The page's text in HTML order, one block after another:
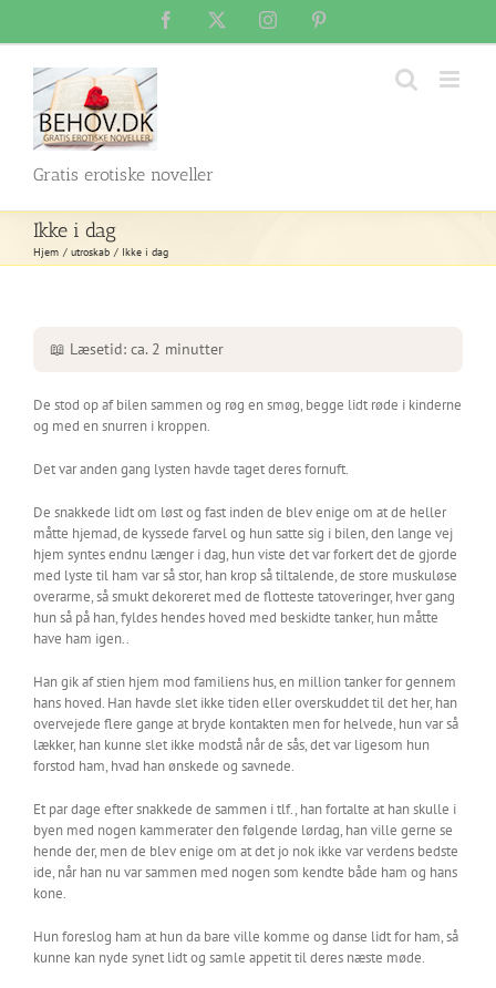
content
Facebook Instagram
Gratis erotiske noveller
Ikke i dag
Hjem utroskab Ikke i dag
📖 Læsetid: ca. 2 minutter
De stod op af bilen sammen og røg en smøg, begge lidt røde i kinderne
og med en snurren i kroppen.
Det var anden gang lysten havde taget deres fornuft.
De snakkede lidt om løst og fast inden de blev enige om at de heller
måtte hjemad, de kyssede farvel og hun satte sig i bilen, den lange vej
hjem syntes endnu længer i dag, hun viste det var forkert det de gjorde
med lyste til ham var så stor, han krop så tiltalende, de store muskuløse
overarme, så smukt dekoreret med de flotteste tatoveringer, hver gang
hun så på han, fyldes hendes hoved med beskidte tanker, hun måtte
have ham igen..
Han gik af stien hjem mod familiens hus, en million tanker for gennem
hans hoved. Han havde slet ikke tiden eller overskuddet til det her, han
overvejede flere gange at bryde kontakten men for helvede, hun var så
lækker, han kunne slet ikke modstå når de sås, det var ligesom hun
forstod ham, hvad han ønskede og savnede.
Et par dage efter snakkede de sammen i tlf., han fortalte at han skulle i
byen med nogen kammerater den følgende lørdag, han ville gerne se
hende der, men de blev enige om at det jo nok ikke var verdens bedste
ide, når han nu var sammen med nogen som kendte både ham og hans
kone.
Hun foreslog ham at hun da bare ville komme og danse lidt for ham, så
kunne kan nyde synet lidt og samle appetit til deres næste møde.